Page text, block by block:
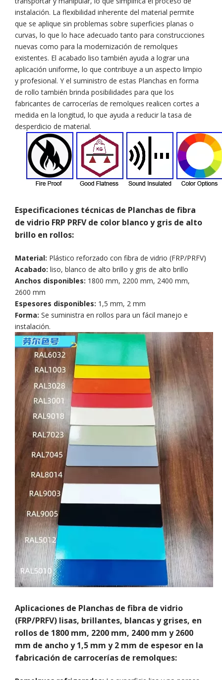
instalación. La flexibilidad inherente del material permite
que se aplique sin problemas sobre superficies planas o
curvas, lo que lo hace adecuado tanto para construcciones
nuevas como para la modernización de remolques
existentes. El acabado liso también ayuda a lograr una
aplicación uniforme, lo que contribuye a un aspecto limpio
y profesional. Y el suministro de estas Planchas en forma
de rollo también brinda posibilidades para que los
fabricantes de carrocerías de remolques realicen cortes a
medida en la longitud, lo que ayuda a reducir la tasa de
desperdicio de material.
Especificaciones técnicas de Planchas de fibra
de vidrio FRP PRFV de color blanco y gris de alto
brillo en rollos:
Material: Plástico reforzado con fibra de vidrio (FRP/PRFV)
Acabado: liso, blanco de alto brillo y gris de alto brillo
Anchos disponibles: 1800 mm, 2200 mm, 2400 mm,
2600 mm
Espesores disponibles: 1,5 mm, 2 mm
Forma: Se suministra en rollos para un fácil manejo e
instalación.
Aplicaciones de Planchas de fibra de vidrio
(FRP/PRFV) lisas, brillantes, blancas y grises, en
rollos de 1800 mm, 2200 mm, 2400 mm y 2600
mm de ancho y 1,5 mm y 2 mm de espesor en la
fabricación de carrocerías de remolques: